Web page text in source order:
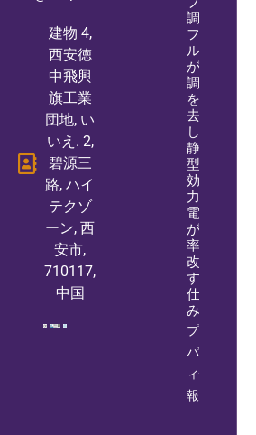
建物 4,
西安徳
中飛興
旗工業
団地, い
いえ. 2,
碧源三
路, ハイ
テクゾ
ーン, 西
安市,
710117,
中国
調波
フィ
ルタ
が高
調波
を除
去
し、
静止
型無
効電
力発
電機
が力
率を
改善
する
仕組
み
プロ
パテ
ィ情
報